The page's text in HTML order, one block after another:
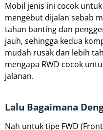
Mobil jenis ini cocok
mengebut dijalan sebab
tahan banting dan
jauh, sehingga kedua
mudah rusak dan lebih
mengapa RWD cocok
jalanan.
Lalu Bagaimana
Nah untuk tipe FWD